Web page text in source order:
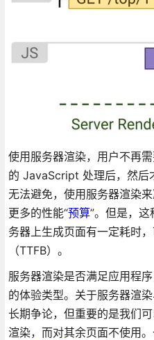
使用服务器渲染，用户不再
的 JavaScript 处理后，然后
无法避免，使用服务器渲染
更多的性能“预算”。但是，
务器上生成页面有一定耗时
（TTFB）。
服务器渲染是否满足应用程
的体验类型。关于服务器渲
长期争论，但重要的是我们
渲染，而对其余页面不使用